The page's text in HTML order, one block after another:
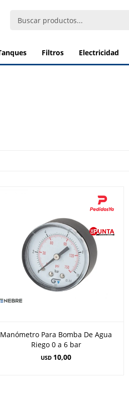
tanques filtros electricidad
Manómetro Para Bomba De Agua
Riego 0 a 6 bar
USD 10,00